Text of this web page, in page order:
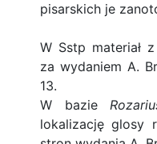
pisarskich je
W Sstp materiał
za wydaniem A.
13.
W bazie
lokalizację glosy